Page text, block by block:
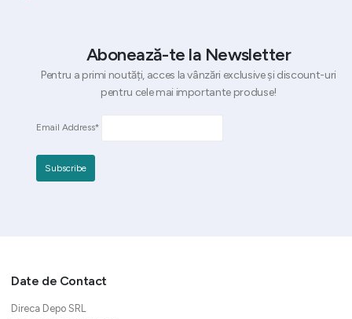
Abonează-te la Newsletter
Pentru a primi noutăți, acces la vânzări exclusive și discount-uri
pentru cele mai importante produse!
Email Address*
Date de Contact
Direca Depo SRL